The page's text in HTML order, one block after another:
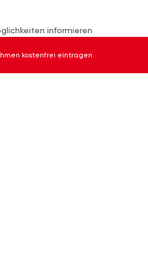
informieren
kostenfrei eintragen